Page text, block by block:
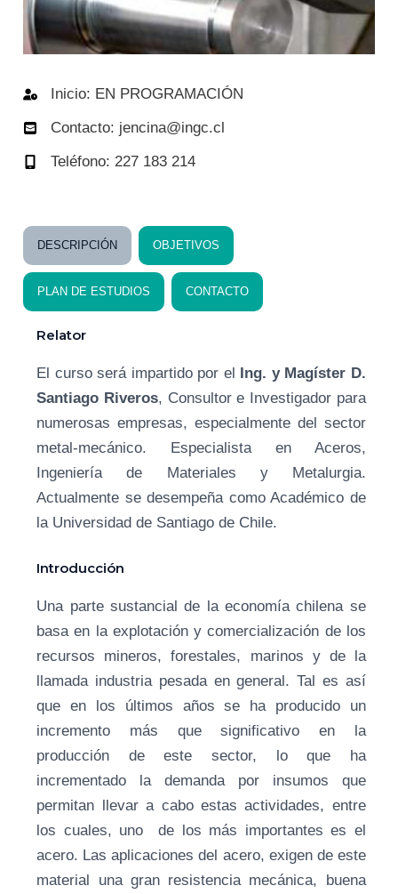
Inicio: EN PROGRAMACIÓN
Contacto: jencina@ingc.cl
Teléfono: 227 183 214
DESCRIPCIÓN OBJETIVOS
PLAN DE ESTUDIOS CONTACTO
Relator
El curso será impartido por el
Ing. y Magíster D.
Santiago Riveros, Consultor e Investigador para
numerosas empresas, especialmente del sector
metal-mecánico. Especialista en Aceros,
Ingeniería de Materiales y Metalurgia.
Actualmente se desempeña como Académico de
la Universidad de Santiago de Chile.
Introducción
Una parte sustancial de la economía chilena se
basa en la explotación y comercialización de los
recursos mineros, forestales, marinos y de la
llamada industria pesada en general. Tal es así
que en los últimos años se ha producido un
incremento más que significativo en la
producción de este sector, lo que ha
incrementado la demanda por insumos que
permitan llevar a cabo estas actividades, entre
los cuales, uno de los más importantes es el
acero. Las aplicaciones del acero, exigen de este
material una gran resistencia mecánica, buena